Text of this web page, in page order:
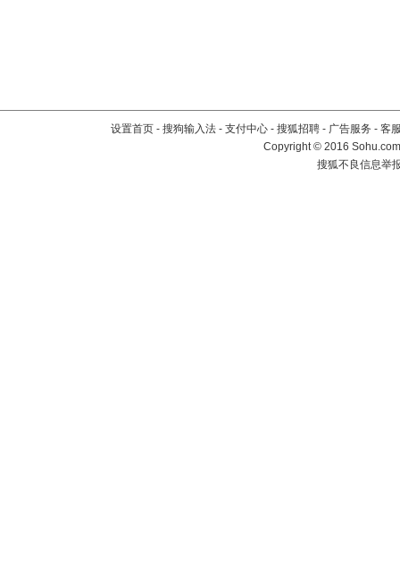
设置首页 - 搜狗输入法 - 支付中心 - 搜狐招聘 - 广告服务 - 客
Copyright©2016
搜狐不良信息举